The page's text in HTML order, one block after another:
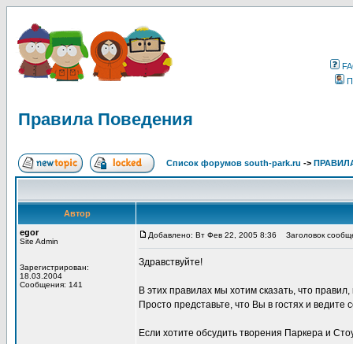
Правила Поведения
Список форумов south-park.ru ->
Автор
egor
Site Admin
Зарегистрирован:
18.03.2004
Сообщения: 141
Добавлено: Вт Фев 22, 2005 8:36 Заголовок
Здравствуйте!
В этих правилах мы хотим сказать, что правил,
Просто представьте, что Вы в гостях и
Если хотите обсудить творения Паркера и